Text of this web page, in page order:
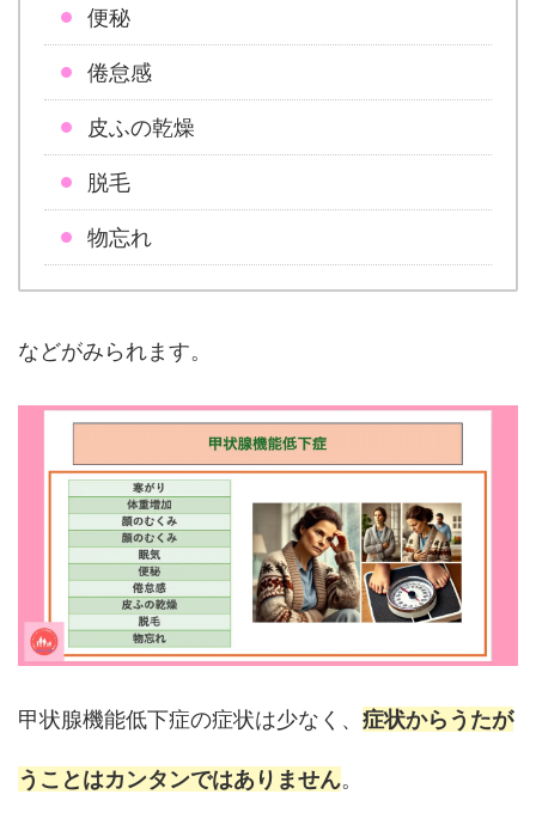
便秘
倦怠感
皮ふの乾燥
脱毛
物忘れ
などがみられます。
甲状腺機能低下症の症状は少なく、 症状からうたが
うことはカンタンではありません。